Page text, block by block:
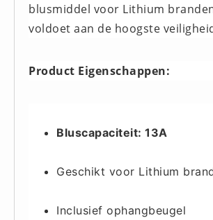
Teken - Beten sets (5)
Vitamines en mineralen (0)
Eerste Hulp Paneel (0)
Noodkoffer (0)
Stoelen (5)
blusmiddel voor Lithium
voldoet aan de hoogste
Product Eigenschappen:
Bluscapaciteit: 13A
Geschikt voor Lithium
Inclusief ophangbeugel